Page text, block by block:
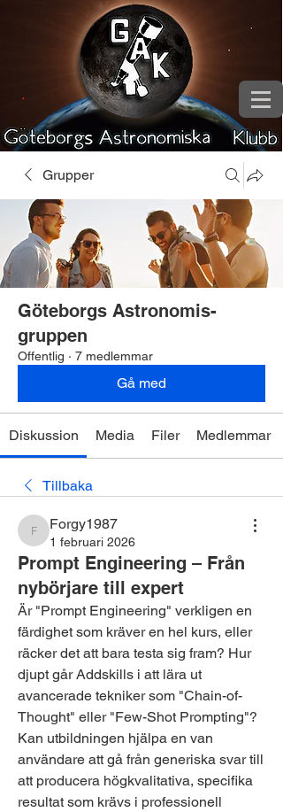
Grupper
Göteborgs Astronomis-
gruppen
Offentlig · 7 medlemmar
Gå med
Diskussion Media Filer Medlemmar
Tillbaka
Forgy1987
Forgy1987
1 februari 2026
Prompt Engineering – Från
nybörjare till expert
Är "Prompt Engineering" verkligen en
färdighet som kräver en hel kurs, eller
räcker det att bara testa sig fram? Hur
djupt går Addskills i att lära ut
avancerade tekniker som "Chain-of-
Thought" eller "Few-Shot Prompting"?
Kan utbildningen hjälpa en van
användare att gå från generiska svar till
att producera högkvalitativa, specifika
resultat som krävs i professionell